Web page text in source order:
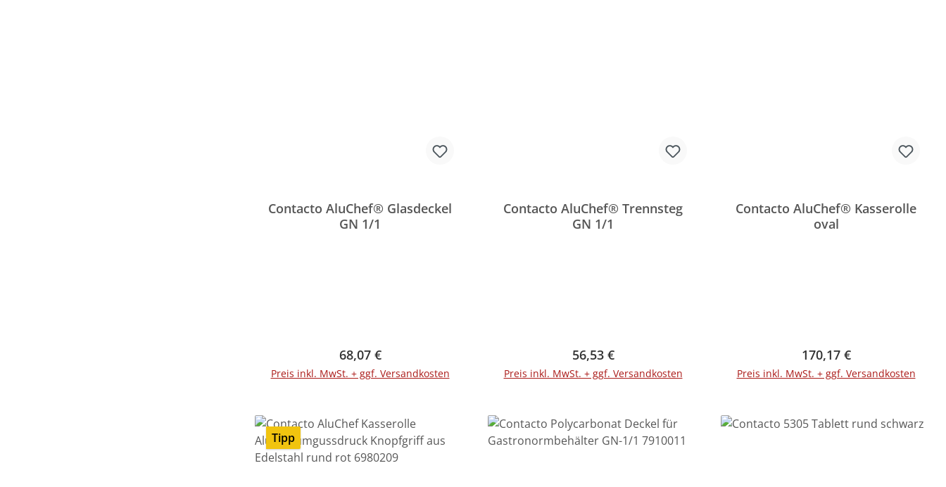
Contacto AluChef® Glasdeckel
GN 1/1
Regulärer Preis:
68,07 €
Preis inkl. MwSt. + ggf. Versandkosten
Contacto AluChef® Trennsteg
GN 1/1
Regulärer Preis:
56,53 €
Preis inkl. MwSt. + ggf. Versandkosten
Contacto AluChef® Kasserolle
oval
Regulärer Preis:
170,17 €
Preis inkl. MwSt. + ggf. Versandkosten
Tipp